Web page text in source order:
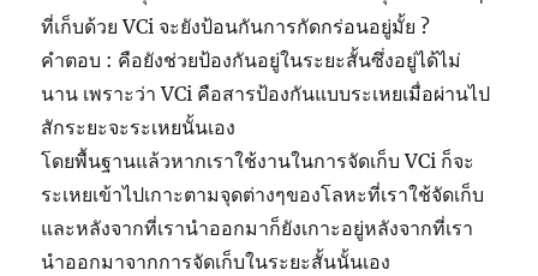
ที่เก็บด้วย VCi จะยังป้อนกันการกัดกร่อนอยู่มั้ย ?
คำตอบ : คือยังช่วยป้องกันอยู่ในระยะสั้นซึ่งอยู่ได้ไม่
นาน เพราะว่า VCi คือสารป้องกันแบบระเหยเมื่อผ่านไป
สักระยะจะระเหยนั้นเอง
โดยพื้นฐานแล้วหากเราใช้งานในการจัดเก็บ VCi ก็จะ
ระเหยเข้าไปเกาะตามจุดต่างๆของโลหะที่เราใช้จัดเก็บ
และหลังจากที่เรานำออกมาก็ยังเกาะอยู่หลังจากที่เรา
นำออกมาจากการจัดเก็บในระยะสั้นนั้นเอง